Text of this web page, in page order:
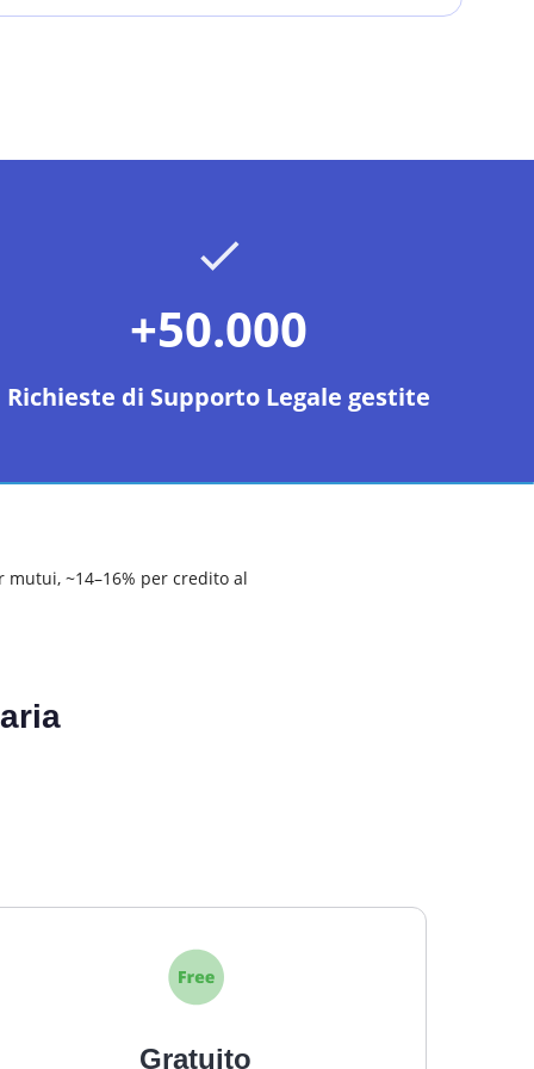
+50.000
Richieste di Supporto Legale gestite
~14–16% per credito al
Gratuito